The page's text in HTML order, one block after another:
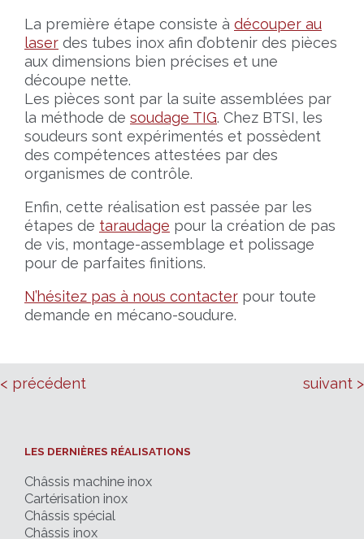
La première étape consiste à découper au
laser des tubes inox afin d’obtenir des pièces
aux dimensions bien précises et une
découpe nette.
Les pièces sont par la suite assemblées par
la méthode de soudage TIG. Chez BTSI, les
soudeurs sont expérimentés et possèdent
des compétences attestées par des
organismes de contrôle.
Enfin, cette réalisation est passée par les
étapes de taraudage pour la création de pas
de vis, montage-assemblage et polissage
pour de parfaites finitions.
N’hésitez pas à nous contacter pour toute
demande en mécano-soudure.
< précédent suivant >
LES DERNIÈRES RÉALISATIONS
Châssis machine inox
Cartérisation inox
Châssis spécial
Châssis inox